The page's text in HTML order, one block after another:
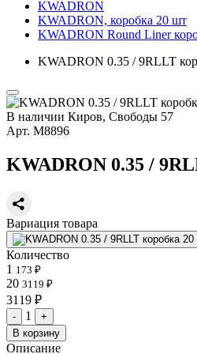
KWADRON
KWADRON, коробка 20 шт
KWADRON Round Liner
KWADRON 0.35 / 9RLLT
В наличии Киров, Свободы 57
Арт. М8896
KWADRON 0.35 /
Вариация товара
Количество
1 173 ₽
20 3119 ₽
3119 ₽
- 1
+
В корзину
Описание